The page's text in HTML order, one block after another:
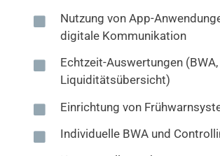
Nutzung von App-
digitale Kommunikation
Echtzeit-Auswertungen (BWA,
Liquiditätsübersicht)
Einrichtung von
Individuelle BWA und